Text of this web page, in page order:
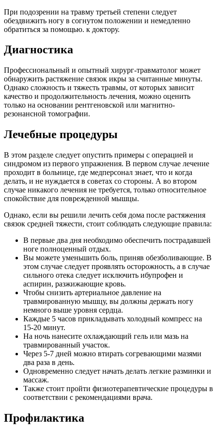
При подозрении на травму третьей степени следует
обездвижить ногу в согнутом положении и немедленно
обратиться за помощью. к доктору.
Диагностика
Профессиональный и опытный хирург-травматолог может
обнаружить растяжение связок икры за считанные минуты.
Однако сложность и тяжесть травмы, от которых зависит
качество и продолжительность лечения, можно оценить
только на основании рентгеновской или магнитно-
резонансной томографии.
Лечебные процедуры
В этом разделе следует опустить примеры с операцией и
синдромом из первого упражнения. В первом случае лечение
проходит в больнице, где медперсонал знает, что и когда
делать, и не нуждается в советах со стороны. А во втором
случае никакого лечения не требуется, только относительное
спокойствие для поврежденной мышцы.
Однако, если вы решили лечить себя дома после растяжения
связок средней тяжести, стоит соблюдать следующие правила:
В первые два дня необходимо обеспечить пострадавшей
ноге полноценный отдых.
Вы можете уменьшить боль, приняв обезболивающие. В
этом случае следует проявлять осторожность, а в случае
сильного отека следует исключить ибупрофен и
аспирин, разжижающие кровь.
Чтобы снизить артериальное давление на
травмированную мышцу, вы должны держать ногу
немного выше уровня сердца.
Каждые 5 часов прикладывать холодный компресс на
15-20 минут.
На ночь нанесите охлаждающий гель или мазь на
травмированный участок.
Через 5-7 дней можно втирать согревающими мазями
два раза в день.
Одновременно следует начать делать легкие разминки и
массаж.
Также стоит пройти физиотерапевтические процедуры в
соответствии с рекомендациями врача.
Профилактика